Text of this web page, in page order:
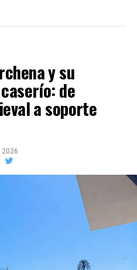
y su
de
a soporte